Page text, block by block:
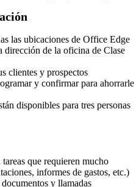
las ubicaciones de Office Edge
dirección de la oficina de Clase
clientes y prospectos
y confirmar para ahorrarle
disponibles para tres personas
que requieren mucho
informes de gastos, etc.)
y llamadas